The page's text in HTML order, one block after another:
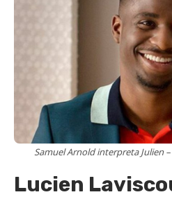
Samuel Arnold interpreta Julien
Lucien